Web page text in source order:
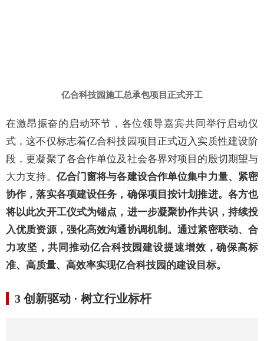
亿合科技园施工总承包项目正式开工
在激昂振奋的启动环节，各位领导嘉宾共同举行启动仪
式，这不仅标志着亿合科技园项目正式迈入实质性建设阶
段，更凝聚了各合作单位及社会各界对项目的殷切期望与
大力支持。 亿合门窗将与各建设合作单位集中力量、紧密
协作，落实各项建设任务，确保项目按计划推进。 各方也
将以此次开工仪式为锚点 ，进一步凝聚协作共识，持续投
入优质资源，强化高效沟通协调机制。通过紧密联动、合
力攻坚，共同推动亿合科技园建设提速增效，确保高标
准、高质量、 高效率实现亿合科技园的建设目标。
3 创新驱动 · 树立行业标杆